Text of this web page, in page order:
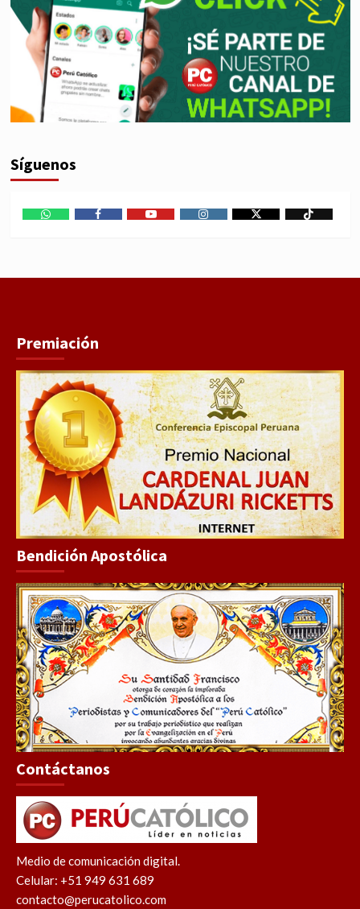
Síguenos
Premiación
Bendición Apostólica
Contáctanos
Medio de comunicación digital.
Celular: +51 949 631 689
contacto@perucatolico.com